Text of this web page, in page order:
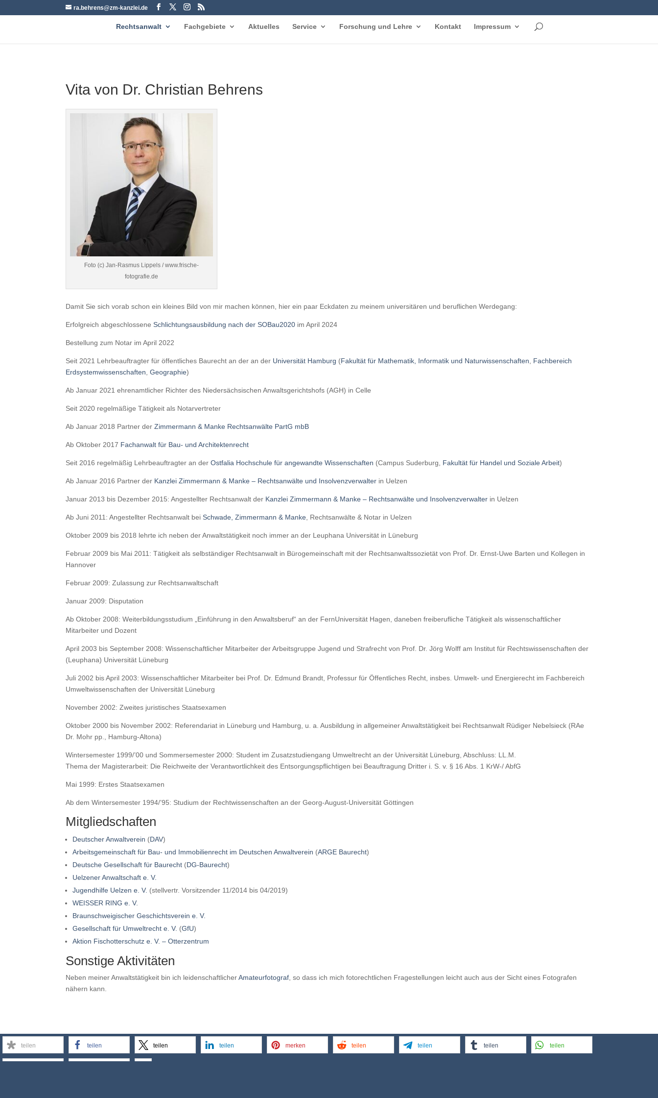
ra.behrens@zm-kanzlei.de
Rechtsanwalt Fachgebiete Aktuelles Service Forschung und Lehre Kontakt Impressum
Vita von Dr. Christian Behrens
Foto (c) Jan-Rasmus Lippels / www.frische-
fotografie.de
Damit Sie sich vorab schon ein kleines Bild von mir machen können, hier ein paar Eckdaten zu meinem universitären und beruflichen Werdegang:
Erfolgreich abgeschlosseneSchlichtungsausbildung nach der SOBau2020 im April 2024
Bestellung zum Notar im April 2022
Seit 2021 Lehrbeauftragter für öffentliches Baurecht an der an der Universität Hamburg (Fakultät für Mathematik, Informatik und Naturwissenschaften
Fachbereich
Erdsystemwissenschaften ,Geographie)
Ab Januar 2021 ehrenamtlicher Richter des Niedersächsischen Anwaltsgerichtshofs (AGH) in Celle
Seit 2020 regelmäßige Tätigkeit als Notarvertreter
Ab Januar 2018 Partner derZimmermann & Manke Rechtsanwälte PartG mbB
Ab Oktober 2017 Fachanwalt für Bau- und Architektenrecht
Seit 2016 regelmäßig Lehrbeauftragter an derOstfalia Hochschule für angewandte Wissenschaften (Campus Suderburg, Fakultät für Handel und Soziale Arbeit)
Ab Januar 2016 Partner der Kanzlei Zimmermann & Manke – Rechtsanwälte und Insolvenzverwalter in Uelzen
Januar 2013 bis Dezember 2015: Angestellter Rechtsanwalt der Kanzlei Zimmermann & Manke – Rechtsanwälte und Insolvenzverwalter in Uelzen
Ab Juni 2011: Angestellter Rechtsanwalt beiSchwade, Zimmermann & Manke , Rechtsanwälte & Notar in Uelzen
Oktober 2009 bis 2018 lehrte ich neben der Anwaltstätigkeit noch immer an der Leuphana Universität in Lüneburg
Februar 2009 bis Mai 2011: Tätigkeit als selbständiger Rechtsanwalt in Bürogemeinschaft mit der Rechtsanwaltssozietät von Prof. Dr. Ernst-Uwe Barten und Kollegen in
Hannover
Februar 2009: Zulassung zur Rechtsanwaltschaft
Januar 2009: Disputation
Ab Oktober 2008: Weiterbildungsstudium „Einführung in den Anwaltsberuf“ an der FernUniversität Hagen, daneben freiberufliche Tätigkeit als wissenschaftlicher
Mitarbeiter und Dozent
April 2003 bis September 2008: Wissenschaftlicher Mitarbeiter der Arbeitsgruppe Jugend und Strafrecht von Prof. Dr. Jörg Wolff am Institut für Rechtswissenschaften der
(Leuphana) Universität Lüneburg
Juli 2002 bis April 2003: Wissenschaftlicher Mitarbeiter bei Prof. Dr. Edmund Brandt, Professur für Öffentliches Recht, insbes. Umwelt- und Energierecht im Fachbereich
Umweltwissenschaften der Universität Lüneburg
November 2002: Zweites juristisches Staatsexamen
Oktober 2000 bis November 2002: Referendariat in Lüneburg und Hamburg, u. a. Ausbildung in allgemeiner Anwaltstätigkeit bei Rechtsanwalt Rüdiger Nebelsieck (RAe
Dr. Mohr pp., Hamburg-Altona)
Wintersemester 1999/’00 und Sommersemester 2000: Student im Zusatzstudiengang Umweltrecht an der Universität Lüneburg, Abschluss: LL.M.
Thema der Magisterarbeit: Die Reichweite der Verantwortlichkeit des Entsorgungspflichtigen bei Beauftragung Dritter i. S. v. § 16 Abs. 1 KrW-/ AbfG
Mai 1999: Erstes Staatsexamen
Ab dem Wintersemester 1994/’95: Studium der Rechtwissenschaften an der Georg-August-Universität Göttingen
Mitgliedschaften
Deutscher Anwaltverein (DAV)
Arbeitsgemeinschaft für Bau- und Immobilienrecht im Deutschen Anwaltverein (ARGE Baurecht)
Deutsche Gesellschaft für Baurecht (DG-Baurecht)
Uelzener Anwaltschaft e. V.
Jugendhilfe Uelzen e. V. (stellvertr. Vorsitzender 11/2014 bis 04/2019)
WEISSER RING e. V.
Braunschweigischer Geschichtsverein e. V.
Gesellschaft für Umweltrecht e. V. (GfU)
Aktion Fischotterschutz e. V. – Otterzentrum
Sonstige Aktivitäten
Neben meiner Anwaltstätigkeit bin ich leidenschaftlicherAmateurfotograf , so dass ich mich fotorechtlichen Fragestellungen leicht auch aus der Sicht eines Fotografen
nähern kann.
teilen teilen teilen teilen merken teilen teilen teilen teilen